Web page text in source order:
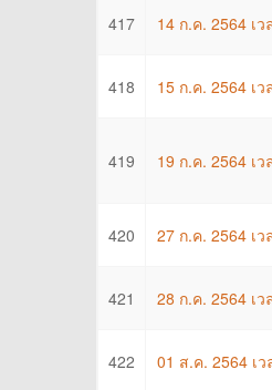
417 14 ก.ค. 2564 เว
418 15 ก.ค. 2564 เว
419 19 ก.ค. 2564 เว
420 27 ก.ค. 2564 เว
421 28 ก.ค. 2564 เว
422 01 ส.ค. 2564 เว